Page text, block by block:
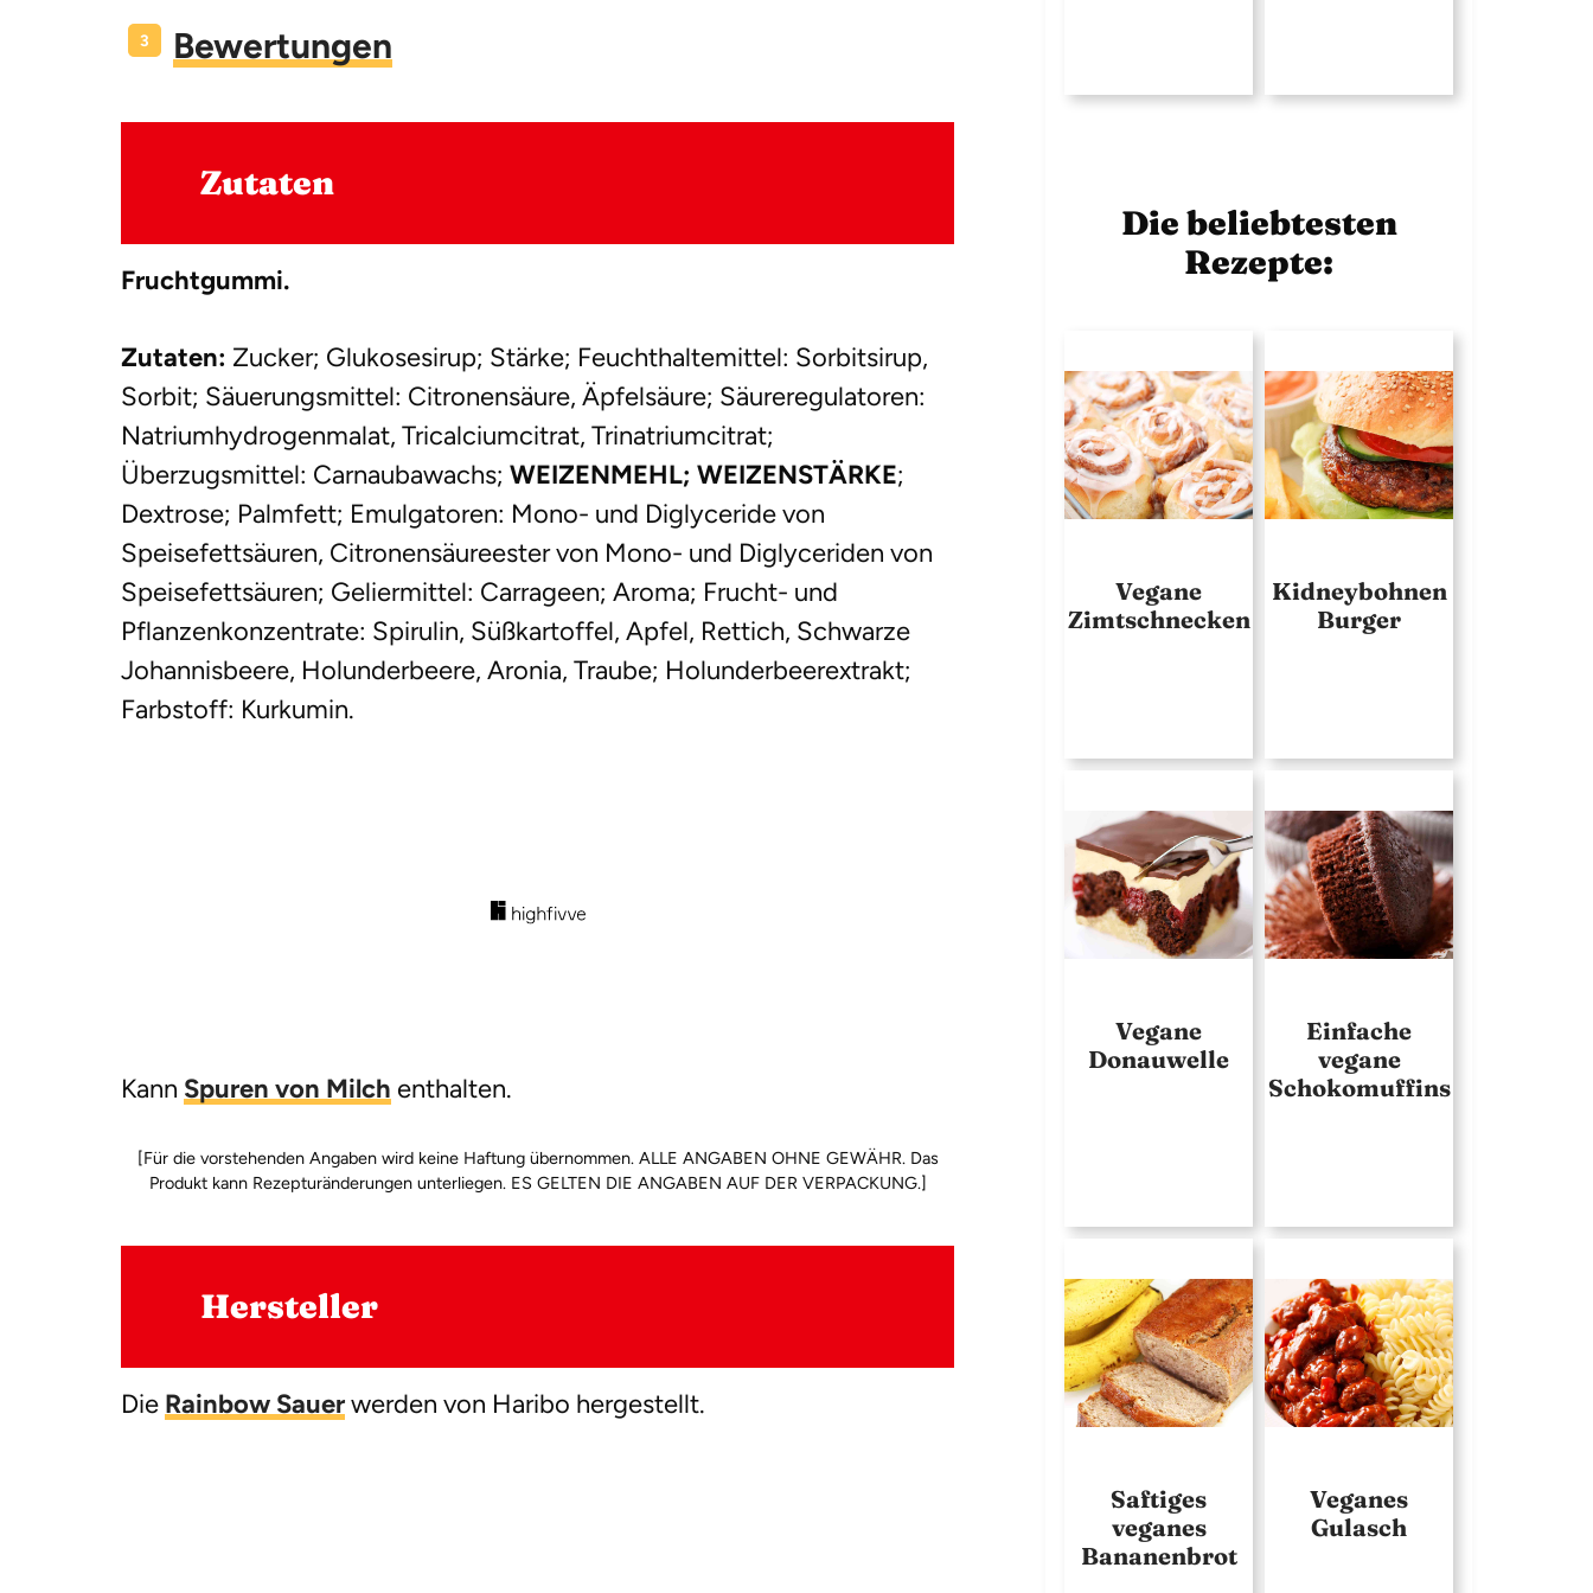
Bewertungen
Zutaten
Fruchtgummi.
Zutaten: Zucker; Glukosesirup; Stärke; Feuchthaltemittel: Sorbitsirup,
Sorbit; Säuerungsmittel: Citronensäure, Äpfelsäure; Säureregulatoren:
Natriumhydrogenmalat, Tricalciumcitrat, Trinatriumcitrat;
Überzugsmittel: Carnaubawachs; WEIZENMEHL; WEIZENSTÄRKE;
Dextrose; Palmfett; Emulgatoren: Mono- und Diglyceride von
Speisefettsäuren, Citronensäureester von Mono- und Diglyceriden von
Speisefettsäuren; Geliermittel: Carrageen; Aroma; Frucht- und
Pflanzenkonzentrate: Spirulin, Süßkartoffel, Apfel, Rettich, Schwarze
Johannisbeere, Holunderbeere, Aronia, Traube; Holunderbeerextrakt;
Farbstoff: Kurkumin.
Kann Spuren von Milch enthalten.
[Für die vorstehenden Angaben wird keine Haftung übernommen. ALLE ANGABEN OHNE GEWÄHR. Das
Produkt kann Rezepturänderungen unterliegen. ES GELTEN DIE ANGABEN AUF DER VERPACKUNG.]
Hersteller
Die Rainbow Sauerwerden von Haribo hergestellt.
Die beliebtesten
Rezepte:
Vegane
Zimtschnecken
Kidneybohnen
Burger
Vegane
Donauwelle
Einfache
vegane
Schokomuffins
Saftiges
veganes
Bananenbrot
Veganes
Gulasch